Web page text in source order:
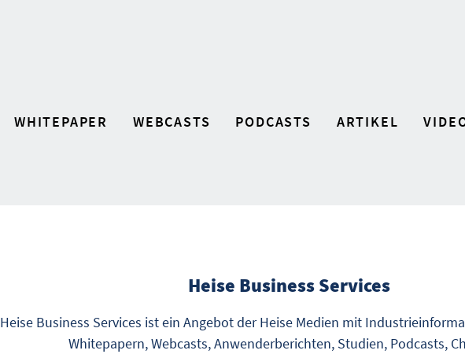
WHITEPAPER WEBCASTS PODCASTS ARTIKEL
Heise Business Services
Heise Business Services ist ein Angebot der Heise Medien mit
Whitepapern, Webcasts, Anwenderberichten, Studien, Podcasts,